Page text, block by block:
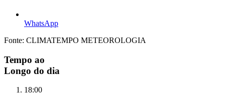
WhatsApp
Fonte: CLIMATEMPO METEOROLOGIA
Tempo ao
Longo do dia
18:00